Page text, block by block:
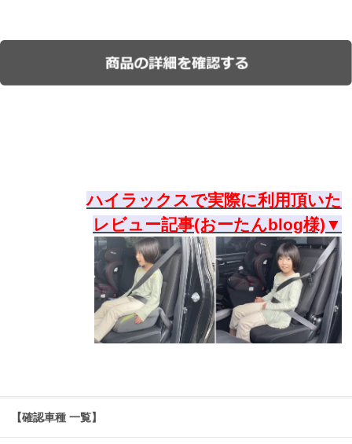
ハイラックスで実際に利用頂いた
レビュー記事(おーたんblog様)▼
【確認車種 一覧】